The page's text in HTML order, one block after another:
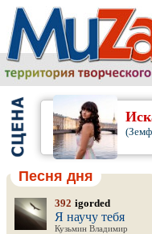
Песня дня
392 igorded
Я научу тебя
Кузьмин Владимир